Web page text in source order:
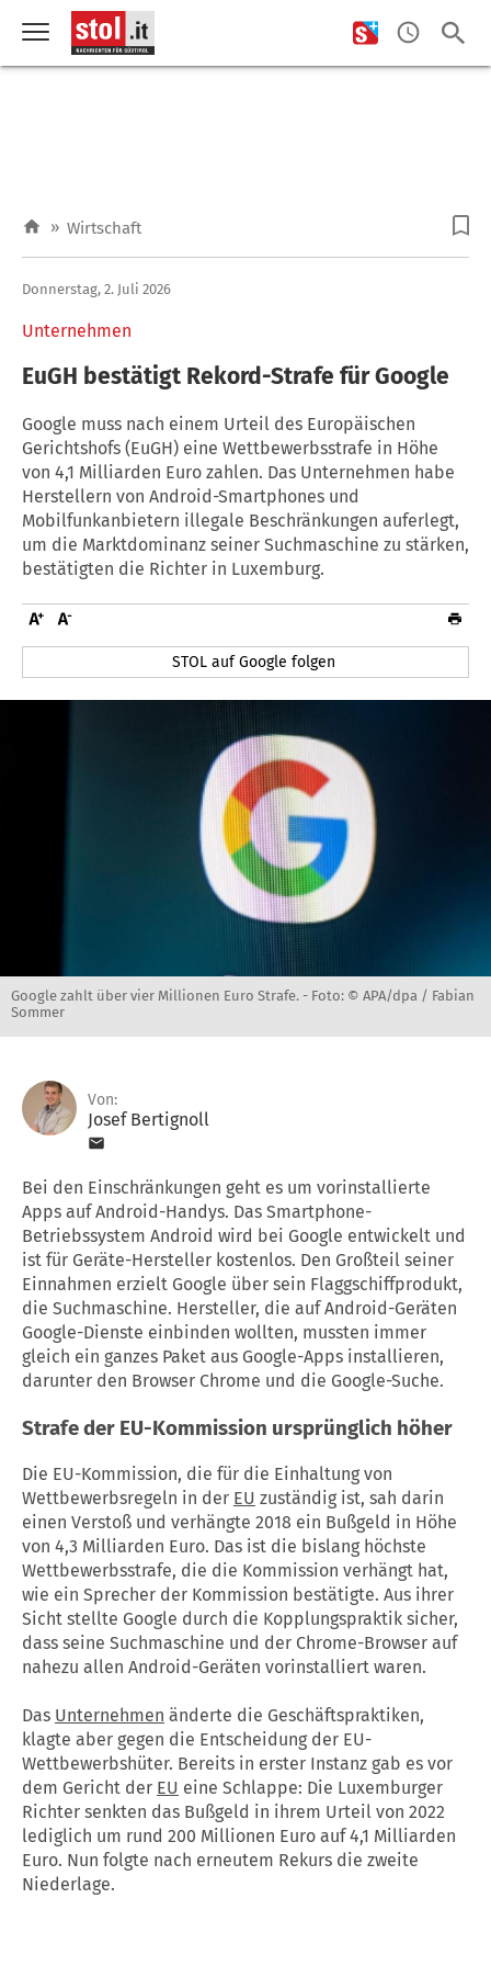
» Wirtschaft
Unternehmen
Donnerstag, 2. Juli 2026
EuGH bestätigt Rekord-Strafe für Google
Google muss nach einem Urteil des Europäischen
Gerichtshofs (EuGH) eine Wettbewerbsstrafe in Höhe
von 4,1 Milliarden Euro zahlen. Das Unternehmen habe
Herstellern von Android-Smartphones und
Mobilfunkanbietern illegale Beschränkungen auferlegt,
um die Marktdominanz seiner Suchmaschine zu stärken,
bestätigten die Richter in Luxemburg.
STOL auf Google folgen
Google zahlt über vier Millionen Euro Strafe. - Foto: © APA/dpa / Fabian
Sommer
Von:
Josef Bertignoll
Bei den Einschränkungen geht es um vorinstallierte
Apps auf Android-Handys. Das Smartphone-
Betriebssystem Android wird bei Google entwickelt und
ist für Geräte-Hersteller kostenlos. Den Großteil seiner
Einnahmen erzielt Google über sein Flaggschiffprodukt,
die Suchmaschine. Hersteller, die auf Android-Geräten
Google-Dienste einbinden wollten, mussten immer
gleich ein ganzes Paket aus Google-Apps installieren,
darunter den Browser Chrome und die Google-Suche.
Strafe der EU-Kommission ursprünglich höher
Die EU-Kommission, die für die Einhaltung von
Wettbewerbsregeln in der EU zuständig ist, sah darin
einen Verstoß und verhängte 2018 ein Bußgeld in Höhe
von 4,3 Milliarden Euro. Das ist die bislang höchste
Wettbewerbsstrafe, die die Kommission verhängt hat,
wie ein Sprecher der Kommission bestätigte. Aus ihrer
Sicht stellte Google durch die Kopplungspraktik sicher,
dass seine Suchmaschine und der Chrome-Browser auf
nahezu allen Android-Geräten vorinstalliert waren.
Das Unternehmen änderte die Geschäftspraktiken,
klagte aber gegen die Entscheidung der EU-
Wettbewerbshüter. Bereits in erster Instanz gab es vor
dem Gericht der EU eine Schlappe: Die Luxemburger
Richter senkten das Bußgeld in ihrem Urteil von 2022
lediglich um rund 200 Millionen Euro auf 4,1 Milliarden
Euro. Nun folgte nach erneutem Rekurs die zweite
Niederlage.